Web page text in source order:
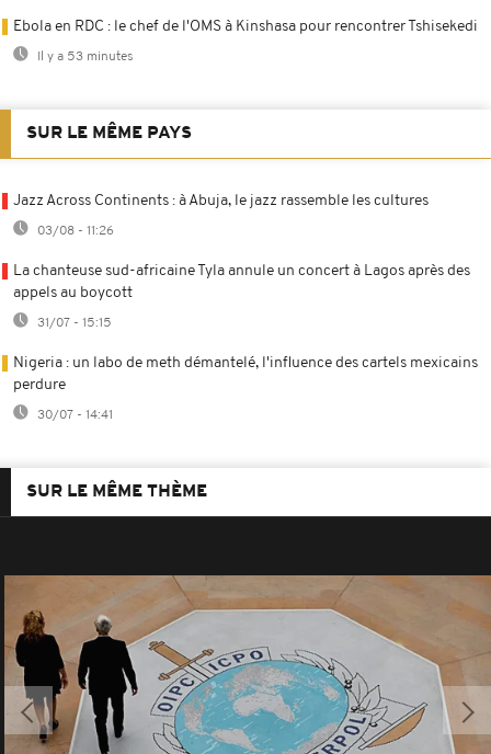
Ebola en RDC : le chef de l'OMS à Kinshasa pour rencontrer Tshisekedi
Il y a 53 minutes
SUR LE MÊME PAYS
Jazz Across Continents : à Abuja, le jazz rassemble les cultures
03/08 - 11:26
La chanteuse sud-africaine Tyla annule un concert à Lagos après des
appels au boycott
31/07 - 15:15
Nigeria : un labo de meth démantelé, l'influence des cartels mexicains
perdure
30/07 - 14:41
SUR LE MÊME THÈME